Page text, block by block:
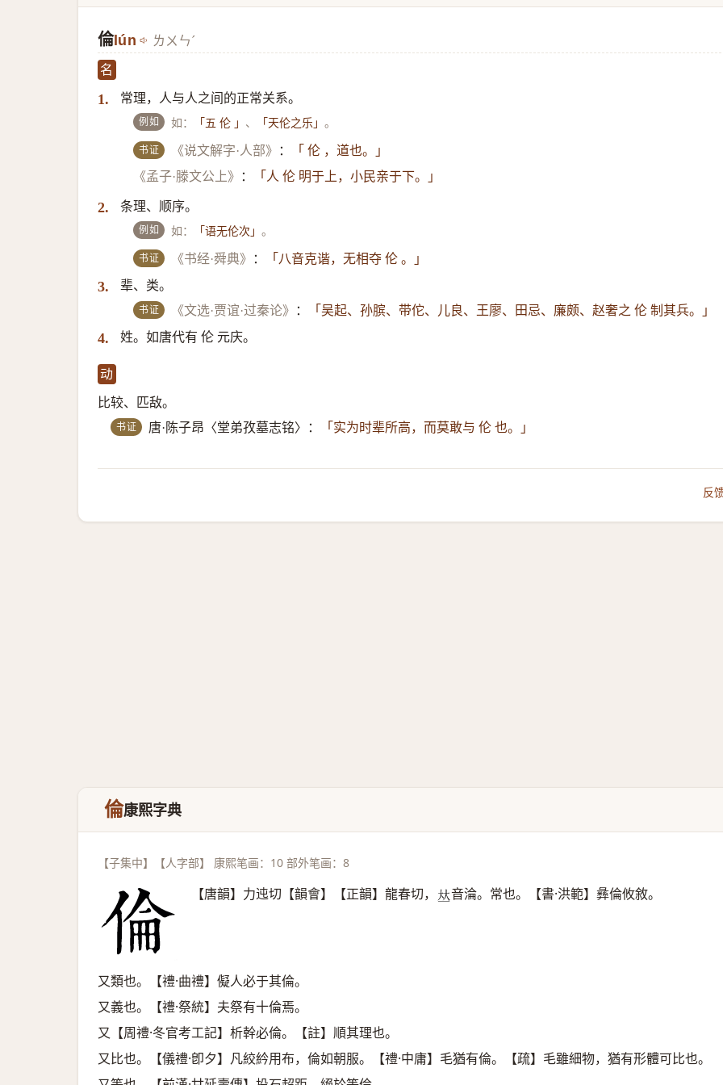
倫lún ㄌㄨㄣˊ
名
1. 常理，人与人之间的正常关系。
例如 如： 「五 伦 」 、 「天伦之乐」。
书证 《说文解字·人部》 ：
「 伦 ，道也。」
《孟子·滕文公上》
： 「人 伦 明于上，小民亲于下。」
2. 条理、顺序。
例如 如： 「语无伦次」。
书证 《书经·舜典》 ： 「八音克谐，无相夺 伦 。」
3. 辈、类。
书证 《文选·贾谊·过秦论》 ： 「吴起、孙膑、带佗、儿良、王廖、田忌、廉颇、赵奢之 伦 制其兵。」
4. 姓。如唐代有 伦 元庆。
动
比较、匹敌。
书证 唐·陈子昂〈堂弟孜墓志铭〉： 「实为时辈所高，而莫敢与 伦 也。」
反
倫康熙字典
【子集中】【人字部】 康熙笔画：10 部外笔画：8
【唐韻】力迍切【韻會】【正韻】龍春切， 𠀤音淪。常也。【書·洪範】彝倫攸敘。
又類也。【禮·曲禮】儗人必于其倫。
又義也。【禮·祭統】夫祭有十倫焉。
又【周禮·冬官考工記】析幹必倫。【註】順其理也。
又比也。【儀禮·卽夕】凡絞紟用布，倫如朝服。【禮·中庸】毛猶有倫。【疏】毛雖細物，猶有形體可比也。